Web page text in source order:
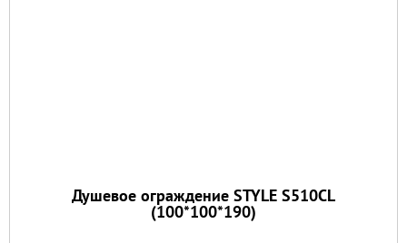
Душевое ограждение STYLE S510CL
(100*100*190)